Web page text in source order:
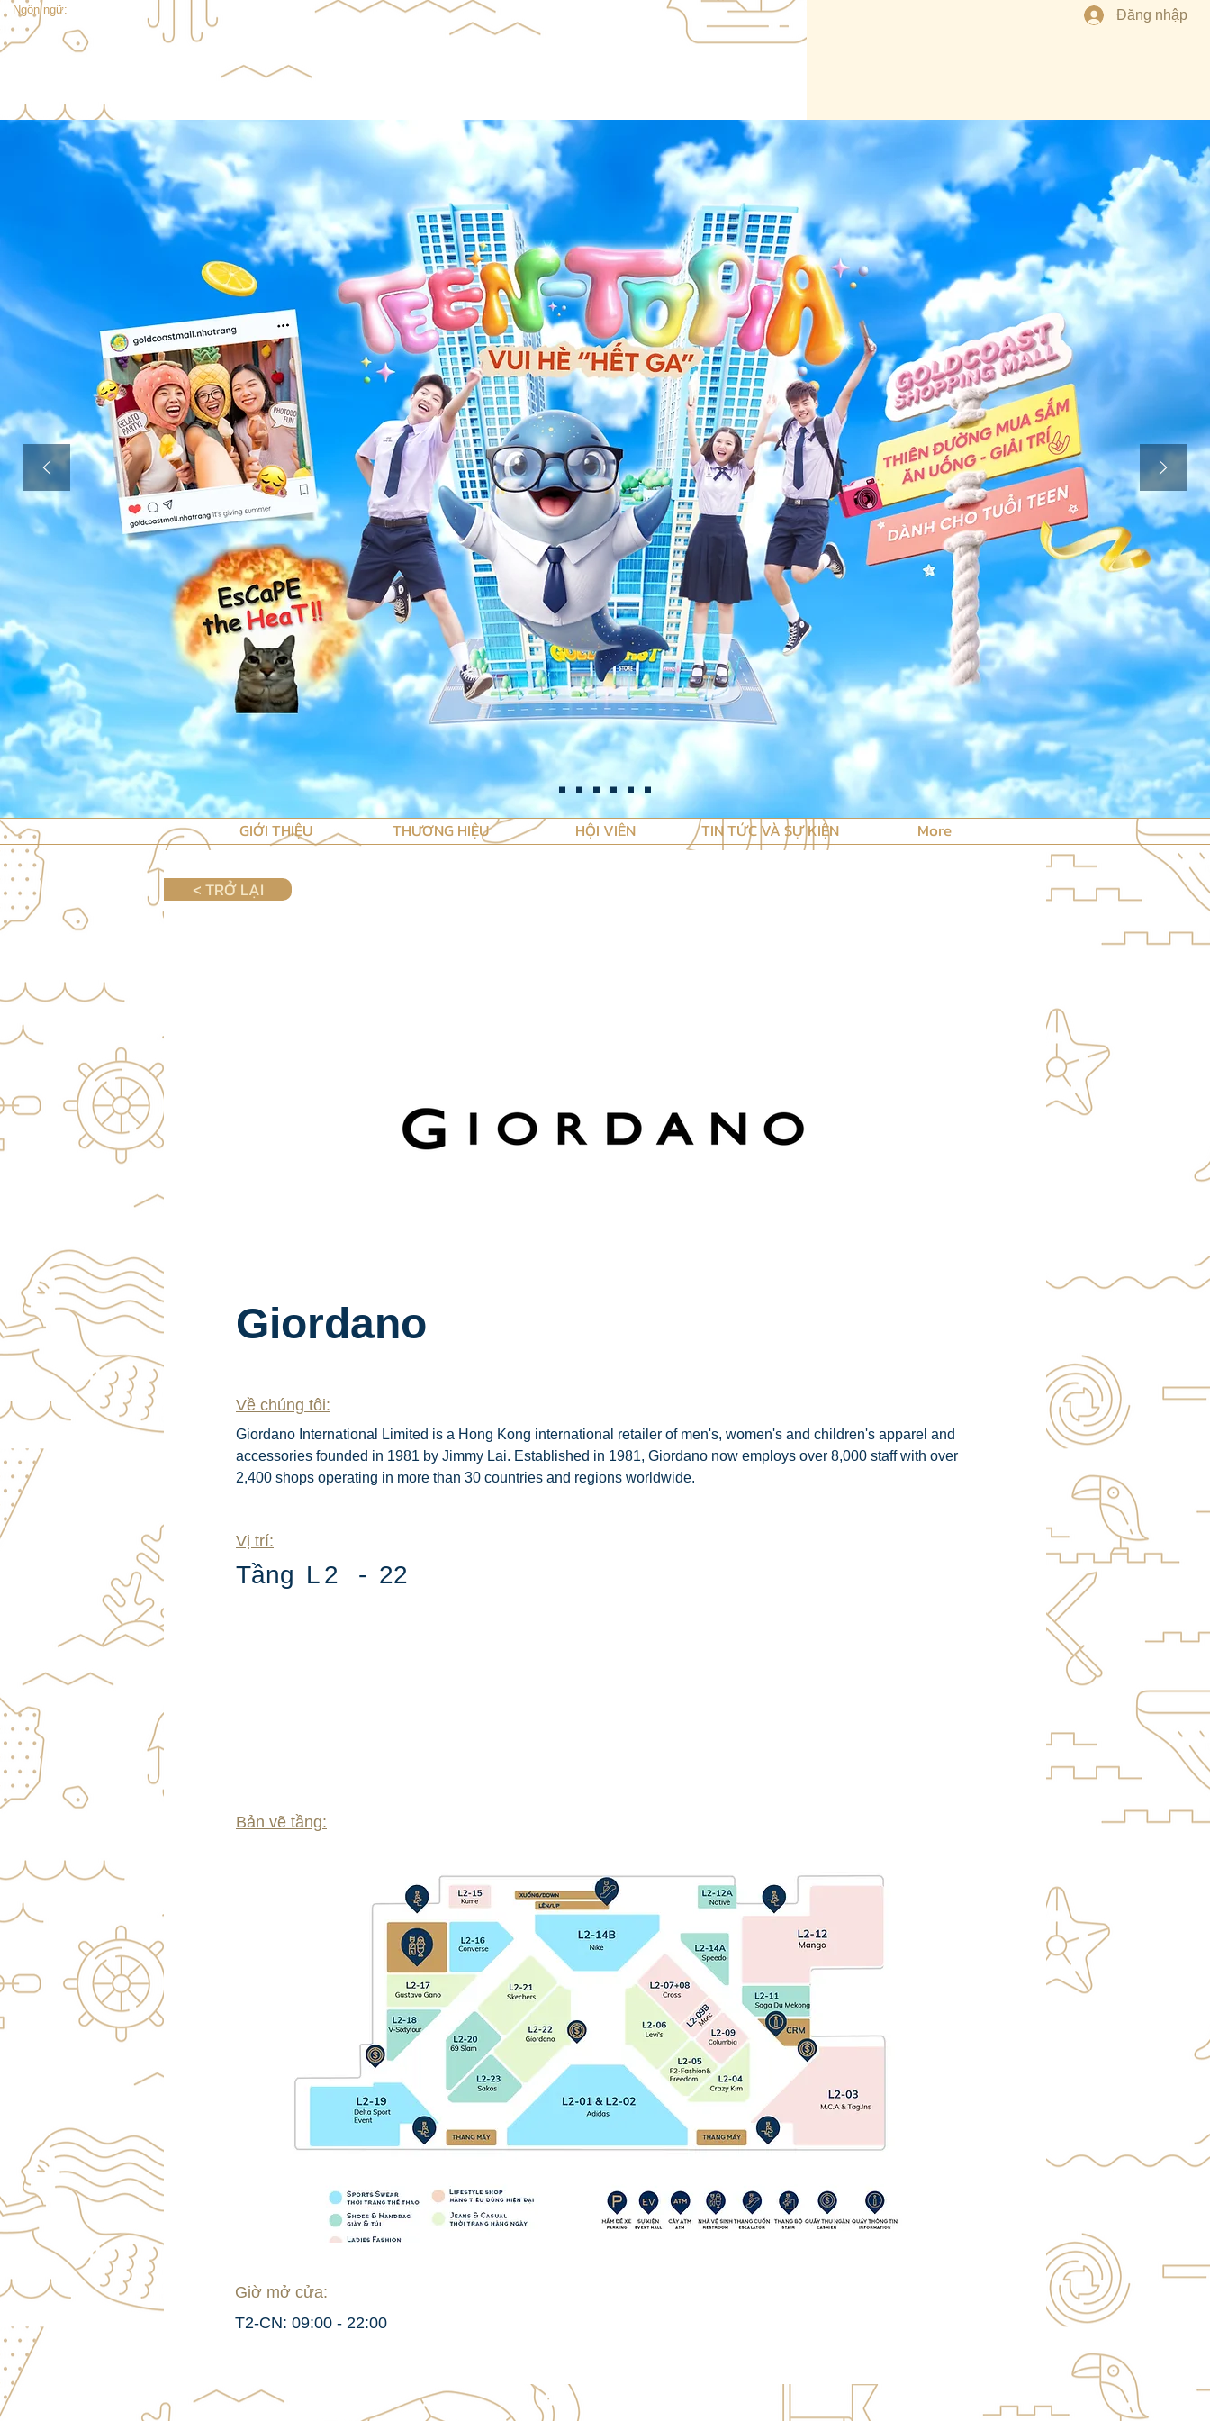
Ngôn ngữ: Đăng nhập
GIỚI THIỆU THƯƠNG HIỆU HỘI VIÊN TIN TỨC VÀ SỰ KIỆN More
< TRỞ LẠI
Giordano
Về chúng tôi:
Giordano International Limited is a Hong Kong international retailer of men's, women's and children's apparel and
accessories founded in 1981 by Jimmy Lai. Established in 1981, Giordano now employs over 8,000 staff with over
2,400 shops operating in more than 30 countries and regions worldwide.
Vị trí:
​Tầng L2 - 22
​Bản vẽ tầng:
Giờ mở cửa:
T2-CN: 09:00 - 22:00